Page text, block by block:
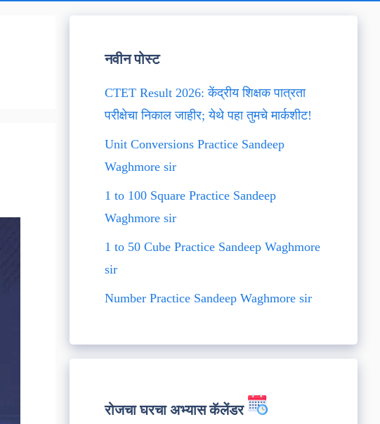
नवीन पोस्ट
CTET Result 2026: केंद्रीय शिक्षक पात्रता
परीक्षेचा निकाल जाहीर; येथे पहा तुमचे मार्कशीट!
Unit Conversions Practice Sandeep
Waghmore sir
1 to 100 Square Practice Sandeep
Waghmore sir
1 to 50 Cube Practice Sandeep Waghmore
sir
Number Practice Sandeep Waghmore sir
रोजचा घरचा अभ्यास कॅलेंडर